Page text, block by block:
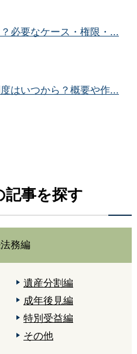
必要なケース・権限・...
はいつから？概要や作...
記事を探す
務編
遺産分割編
成年後見編
特別受益編
その他